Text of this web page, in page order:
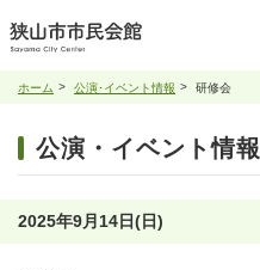
ホーム 公演･イベント情報 研修会
公演・イベント情報
2025年9月14日(日)